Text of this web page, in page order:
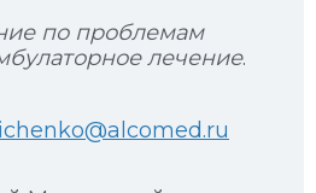
по проблемам
лечение.